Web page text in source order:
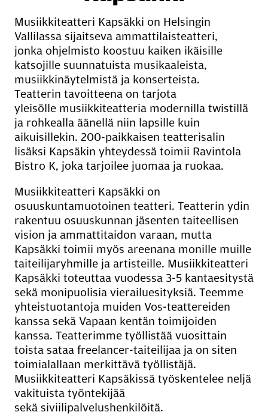
Musiikkiteatteri Kapsäkki on Helsingin
Vallilassa sijaitseva ammattilaisteatteri,
jonka ohjelmisto koostuu kaiken ikäisille
katsojille suunnatuista musikaaleista,
musiikkinäytelmistä ja konserteista.
Teatterin tavoitteena on tarjota
yleisölle musiikkiteatteria modernilla twistillä
ja rohkealla äänellä niin lapsille kuin
aikuisillekin. 200-paikkaisen teatterisalin
lisäksi Kapsäkin yhteydessä toimii Ravintola
Bistro K, joka tarjoilee juomaa ja ruokaa.
Musiikkiteatteri Kapsäkki on
osuuskuntamuotoinen teatteri. Teatterin ydin
rakentuu osuuskunnan jäsenten taiteellisen
vision ja ammattitaidon varaan, mutta
Kapsäkki toimii myös areenana monille muille
taiteilijaryhmille ja artisteille. Musiikkiteatteri
Kapsäkki toteuttaa vuodessa 3-5 kantaesitystä
sekä monipuolisia vierailuesityksiä. Teemme
yhteistuotantoja muiden Vos-teattereiden
kanssa sekä Vapaan kentän toimijoiden
kanssa. Teatterimme työllistää vuosittain
toista sataa freelancer-taiteilijaa ja on siten
toimialallaan merkittävä työllistäjä.
Musiikkiteatteri Kapsäkissä työskentelee neljä
vakituista työntekijää
sekä siviilipalvelushenkilöitä.